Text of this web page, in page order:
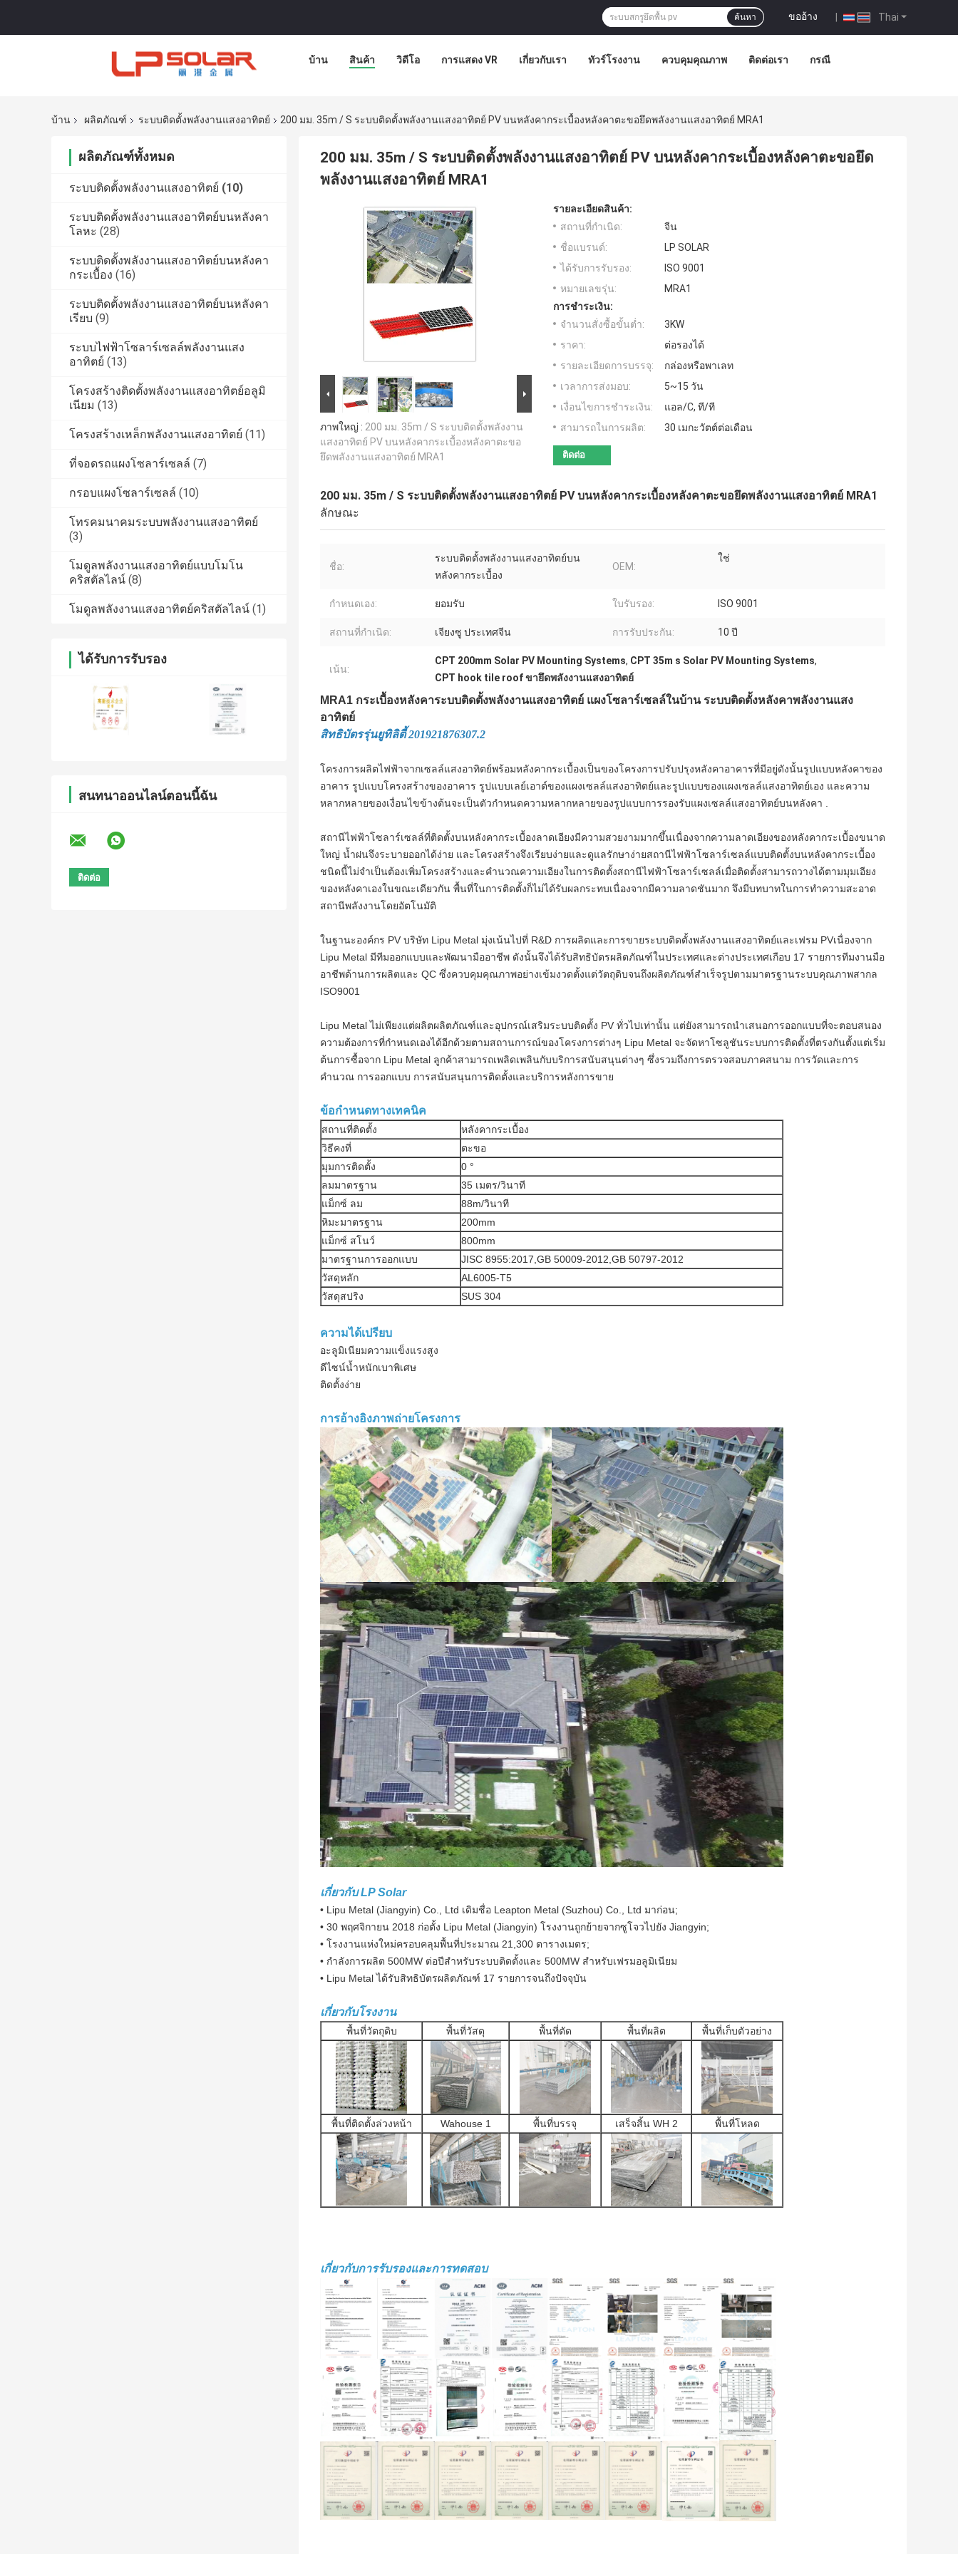
Thai
ขออ้าง |
ค้นหา
บ้าน สินค้า วิดีโอ การแสดง VR เกี่ยวกับเรา ทัวร์โรงงาน ควบคุมคุณภาพ ติดต่อเรา กรณี
บ้าน ผลิตภัณฑ์ ระบบติดตั้งพลังงานแสงอาทิตย์ 200 มม. 35m / S ระบบติดตั้งพลังงานแสงอาทิตย์ PV บนหลังคากระเบื้องหลังคาตะขอยึดพลังงานแสงอาทิตย์ MRA1
ผลิตภัณฑ์ทั้งหมด
ระบบติดตั้งพลังงานแสงอาทิตย์ (10)
ระบบติดตั้งพลังงานแสงอาทิตย์บนหลังคา
โลหะ (28)
ระบบติดตั้งพลังงานแสงอาทิตย์บนหลังคา
กระเบื้อง (16)
ระบบติดตั้งพลังงานแสงอาทิตย์บนหลังคา
เรียบ (9)
ระบบไฟฟ้าโซลาร์เซลล์พลังงานแสง
อาทิตย์ (13)
โครงสร้างติดตั้งพลังงานแสงอาทิตย์อลูมิ
เนียม (13)
โครงสร้างเหล็กพลังงานแสงอาทิตย์ (11)
ที่จอดรถแผงโซลาร์เซลล์ (7)
กรอบแผงโซลาร์เซลล์ (10)
โทรคมนาคมระบบพลังงานแสงอาทิตย์
(3)
โมดูลพลังงานแสงอาทิตย์แบบโมโน
คริสตัลไลน์ (8)
โมดูลพลังงานแสงอาทิตย์คริสตัลไลน์ (1)
ได้รับการรับรอง
สนทนาออนไลน์ตอนนี้ฉัน
200 มม. 35m / S ระบบติดตั้งพลังงานแสงอาทิตย์ PV บนหลังคากระเบื้องหลังคาตะขอยึด
พลังงานแสงอาทิตย์ MRA1
ภาพใหญ่ : 200 มม. 35m / S ระบบติดตั้งพลังงาน
แสงอาทิตย์ PV บนหลังคากระเบื้องหลังคาตะขอ
ยึดพลังงานแสงอาทิตย์ MRA1
รายละเอียดสินค้า:
สถานที่กำเนิด:
จีน
ชื่อแบรนด์:
LP SOLAR
ได้รับการรับรอง:
ISO 9001
หมายเลขรุ่น:
MRA1
การชำระเงิน:
จำนวนสั่งซื้อขั้นต่ำ:
3KW
ราคา:
ต่อรองได้
รายละเอียดการบรรจุ:
กล่องหรือพาเลท
เวลาการส่งมอบ:
5~15 วัน
เงื่อนไขการชำระเงิน:
แอล/C, ที/ที
สามารถในการผลิต:
30 เมกะวัตต์ต่อเดือน
ติดต่อ
200 มม. 35m / S ระบบติดตั้งพลังงานแสงอาทิตย์ PV บนหลังคากระเบื้องหลังคาตะขอยึดพลังงานแสงอาทิตย์ MRA1
ลักษณะ
ชื่อ:
ระบบติดตั้งพลังงานแสงอาทิตย์บน
หลังคากระเบื้อง
OEM:
ใช่
กำหนดเอง: ยอมรับ ใบรับรอง: ISO 9001
สถานที่กำเนิด: เจียงซู ประเทศจีน การรับประกัน: 10 ปี
เน้น:
CPT 200mm Solar PV Mounting Systems, CPT 35m s Solar PV Mounting Systems,
CPT hook tile roof ขายึดพลังงานแสงอาทิตย์
MRA1 กระเบื้องหลังคาระบบติดตั้งพลังงานแสงอาทิตย์ แผงโซลาร์เซลล์ในบ้าน ระบบติดตั้งหลังคาพลังงานแสง
อาทิตย์
สิทธิบัตรรุ่นยูทิลิตี้ 201921876307.2
โครงการผลิตไฟฟ้าจากเซลล์แสงอาทิตย์พร้อมหลังคากระเบื้องเป็นของโครงการปรับปรุงหลังคาอาคารที่มีอยู่ดังนั้นรูปแบบหลังคาของ
อาคาร รูปแบบโครงสร้างของอาคาร รูปแบบเลย์เอาต์ของแผงเซลล์แสงอาทิตย์และรูปแบบของแผงเซลล์แสงอาทิตย์เอง และความ
หลากหลายของเงื่อนไขข้างต้นจะเป็นตัวกำหนดความหลากหลายของรูปแบบการรองรับแผงเซลล์แสงอาทิตย์บนหลังคา .
สถานีไฟฟ้าโซลาร์เซลล์ที่ติดตั้งบนหลังคากระเบื้องลาดเอียงมีความสวยงามมากขึ้นเนื่องจากความลาดเอียงของหลังคากระเบื้องขนาด
ใหญ่ น้ำฝนจึงระบายออกได้ง่าย และโครงสร้างจึงเรียบง่ายและดูแลรักษาง่ายสถานีไฟฟ้าโซลาร์เซลล์แบบติดตั้งบนหลังคากระเบื้อง
ชนิดนี้ไม่จำเป็นต้องเพิ่มโครงสร้างและคำนวณความเอียงในการติดตั้งสถานีไฟฟ้าโซลาร์เซลล์เมื่อติดตั้งสามารถวางได้ตามมุมเอียง
ของหลังคาเองในขณะเดียวกัน พื้นที่ในการติดตั้งก็ไม่ได้รับผลกระทบเนื่องจากมีความลาดชันมาก จึงมีบทบาทในการทำความสะอาด
สถานีพลังงานโดยอัตโนมัติ
ในฐานะองค์กร PV บริษัท Lipu Metal มุ่งเน้นไปที่ R&D การผลิตและการขายระบบติดตั้งพลังงานแสงอาทิตย์และเฟรม PVเนื่องจาก
Lipu Metal มีทีมออกแบบและพัฒนามืออาชีพ ดังนั้นจึงได้รับสิทธิบัตรผลิตภัณฑ์ในประเทศและต่างประเทศเกือบ 17 รายการทีมงานมือ
อาชีพด้านการผลิตและ QC ซึ่งควบคุมคุณภาพอย่างเข้มงวดตั้งแต่วัตถุดิบจนถึงผลิตภัณฑ์สำเร็จรูปตามมาตรฐานระบบคุณภาพสากล
ISO9001
Lipu Metal ไม่เพียงแต่ผลิตผลิตภัณฑ์และอุปกรณ์เสริมระบบติดตั้ง PV ทั่วไปเท่านั้น แต่ยังสามารถนำเสนอการออกแบบที่จะตอบสนอง
ความต้องการที่กำหนดเองได้อีกด้วยตามสถานการณ์ของโครงการต่างๆ Lipu Metal จะจัดหาโซลูชันระบบการติดตั้งที่ตรงกันตั้งแต่เริ่ม
ต้นการซื้อจาก Lipu Metal ลูกค้าสามารถเพลิดเพลินกับบริการสนับสนุนต่างๆ ซึ่งรวมถึงการตรวจสอบภาคสนาม การวัดและการ
คำนวณ การออกแบบ การสนับสนุนการติดตั้งและบริการหลังการขาย
ข้อกำหนดทางเทคนิค
สถานที่ติดตั้ง
หลังคากระเบื้อง
วิธีคงที่
ตะขอ
มุมการติดตั้ง
0 °
ลมมาตรฐาน
35 เมตร/วินาที
แม็กซ์ ลม
88m/วินาที
หิมะมาตรฐาน
200mm
แม็กซ์ สโนว์
800mm
มาตรฐานการออกแบบ
JISC 8955:2017,GB 50009-2012,GB 50797-2012
วัสดุหลัก
AL6005-T5
วัสดุสปริง
SUS 304
ความได้เปรียบ
อะลูมิเนียมความแข็งแรงสูง
ดีไซน์น้ำหนักเบาพิเศษ
ติดตั้งง่าย
การอ้างอิงภาพถ่ายโครงการ
เกี่ยวกับ LP Solar
• Lipu Metal (Jiangyin) Co., Ltd เดิมชื่อ Leapton Metal (Suzhou) Co., Ltd มาก่อน;
• 30 พฤศจิกายน 2018 ก่อตั้ง Lipu Metal (Jiangyin) โรงงานถูกย้ายจากซูโจวไปยัง Jiangyin;
• โรงงานแห่งใหม่ครอบคลุมพื้นที่ประมาณ 21,300 ตารางเมตร;
• กำลังการผลิต 500MW ต่อปีสำหรับระบบติดตั้งและ 500MW สำหรับเฟรมอลูมิเนียม
• Lipu Metal ได้รับสิทธิบัตรผลิตภัณฑ์ 17 รายการจนถึงปัจจุบัน
เกี่ยวกับโรงงาน
พื้นที่วัตถุดิบ พื้นที่วัสดุ พื้นที่ตัด พื้นที่ผลิต พื้นที่เก็บตัวอย่าง
พื้นที่ติดตั้งล่วงหน้า Wahouse 1 พื้นที่บรรจุ เสร็จสิ้น WH 2 พื้นที่โหลด
เกี่ยวกับการรับรองและการทดสอบ